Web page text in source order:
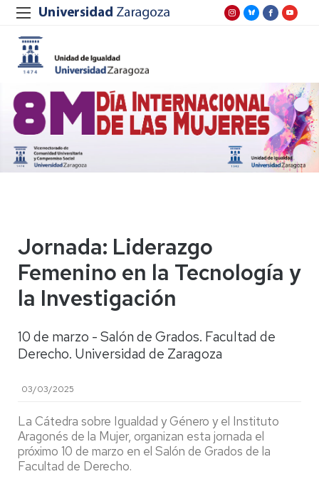
Jornada: Liderazgo
Femenino en la Tecnología y
la Investigación
10 de marzo - Salón de Grados. Facultad de
Derecho. Universidad de Zaragoza
03/03/2025
La Cátedra sobre Igualdad y Género y el Instituto
Aragonés de la Mujer, organizan esta jornada el
próximo 10 de marzo en el Salón de Grados de la
Facultad de Derecho.